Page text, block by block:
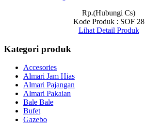
Rp.(Hubungi Cs)
Kode Produk : SOF 28
Lihat Detail Produk
Kategori produk
Accesories
Almari Jam Hias
Almari Pajangan
Almari Pakaian
Bale Bale
Bufet
Gazebo